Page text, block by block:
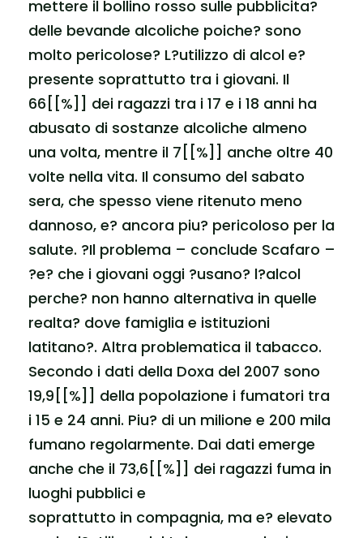
mettere il bollino rosso sulle pubblicita?
delle bevande alcoliche poiche? sono
molto pericolose? L?utilizzo di alcol e?
presente soprattutto tra i giovani. Il
66[[%]] dei ragazzi tra i 17 e i 18 anni ha
abusato di sostanze alcoliche almeno
una volta, mentre il 7[[%]] anche oltre 40
volte nella vita. Il consumo del sabato
sera, che spesso viene ritenuto meno
dannoso, e? ancora piu? pericoloso per la
salute. ?Il problema – conclude Scafaro –
?e? che i giovani oggi ?usano? l?alcol
perche? non hanno alternativa in quelle
realta? dove famiglia e istituzioni
latitano?. Altra problematica il tabacco.
Secondo i dati della Doxa del 2007 sono
19,9[[%]] della popolazione i fumatori tra
i 15 e 24 anni. Piu? di un milione e 200 mila
fumano regolarmente. Dai dati emerge
anche che il 73,6[[%]] dei ragazzi fuma in
luoghi pubblici e
soprattutto in compagnia, ma e? elevato